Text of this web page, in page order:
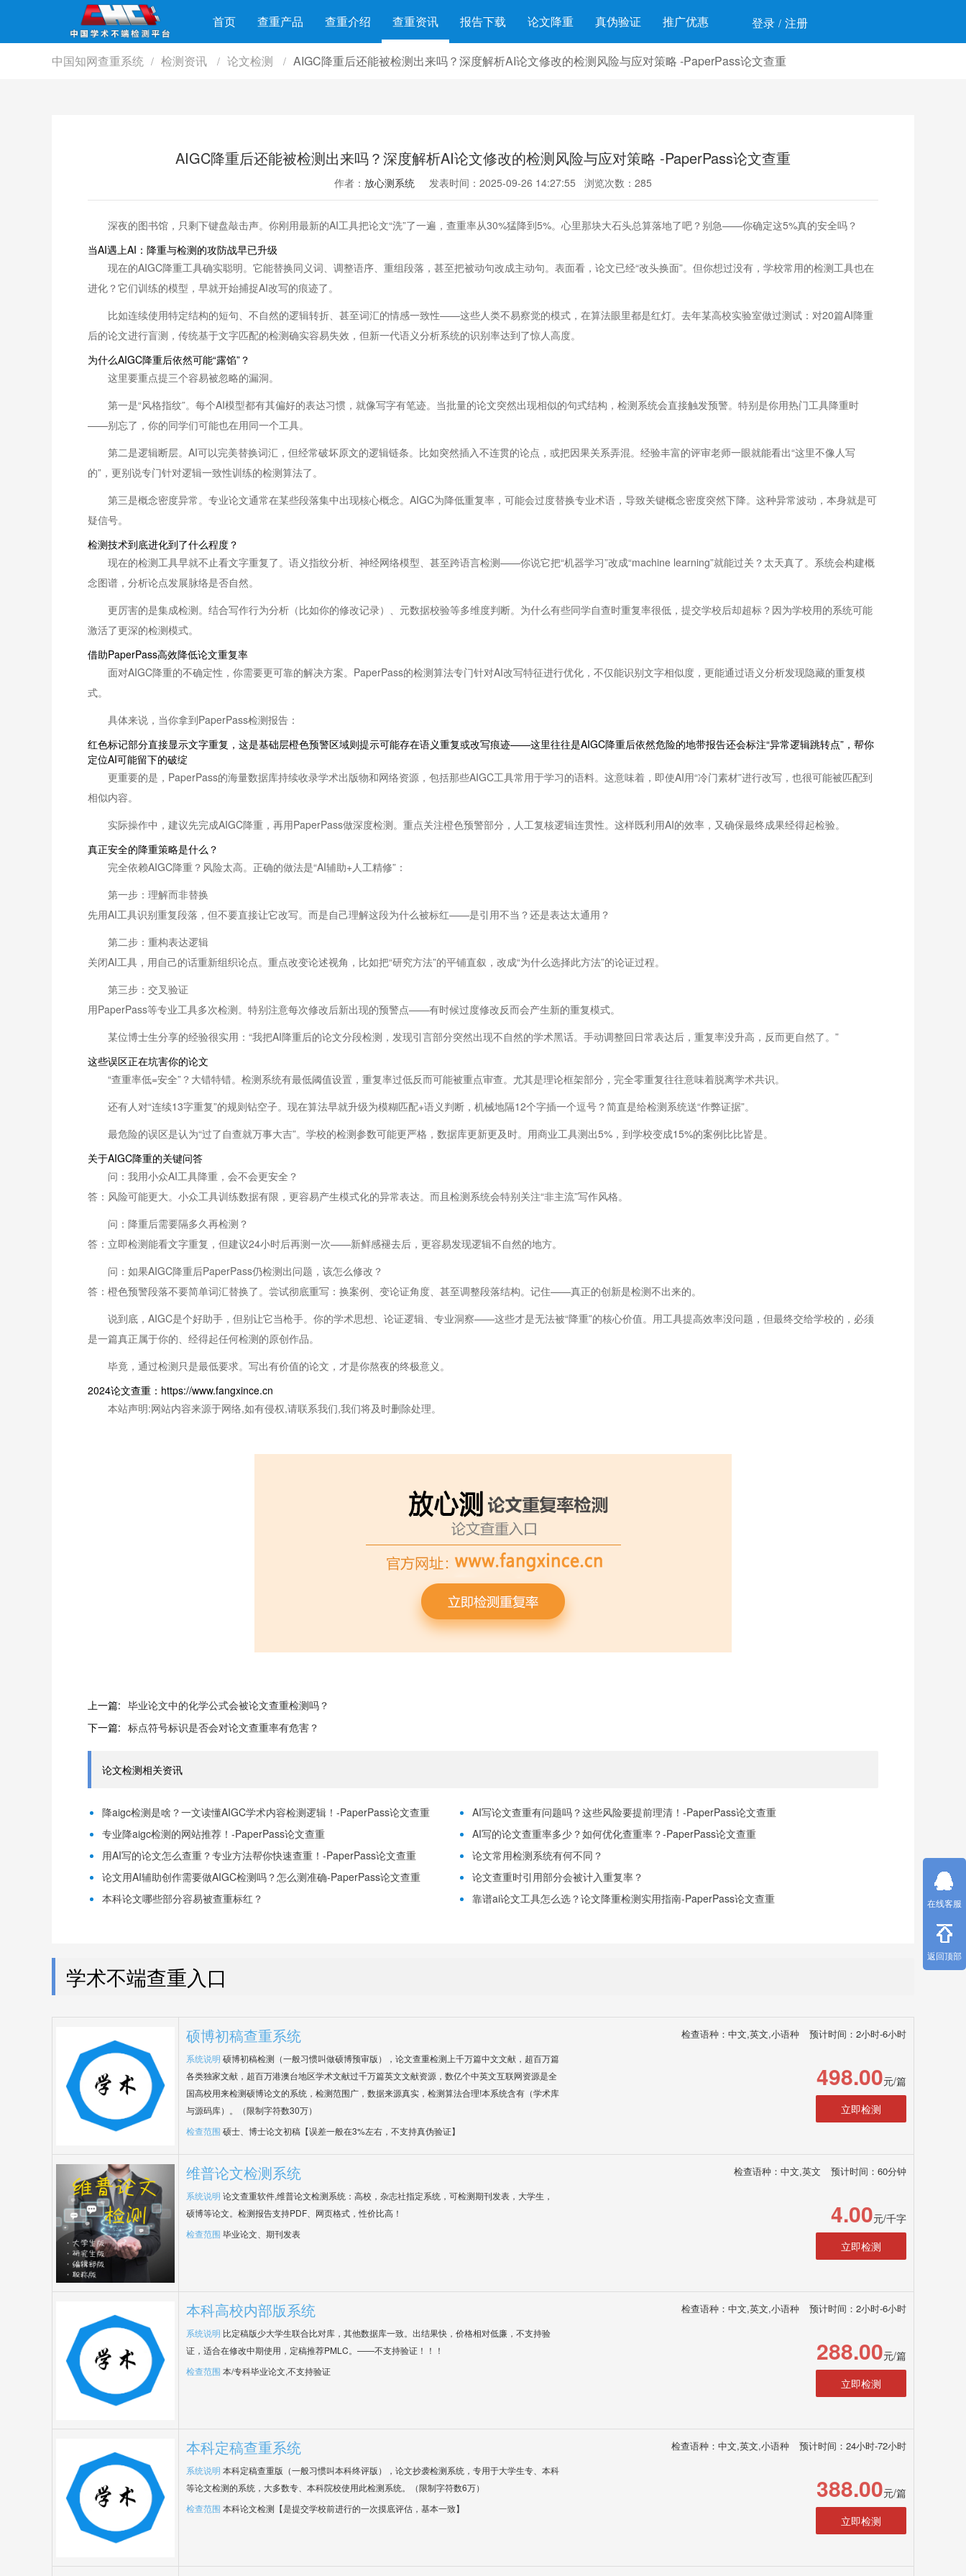
首页 查重产品 查重介绍 查重资讯 报告下载 论文降重 真伪验证 推广优惠 登录 / 注册
中国知网查重系统 / 检测资讯 / 论文检测 / AIGC降重后还能被检测出来吗？深度解析AI论文修改的检测风险与应对策略 -PaperPass论文查重
AIGC降重后还能被检测出来吗？深度解析AI论文修改的检测风险与应对策略 -PaperPass论文查重
作者： 放心测系统 发表时间：2025-09-26 14:27:55 浏览次数：285
深夜的图书馆，只剩下键盘敲击声。你刚用最新的AI工具把论文“洗”了一遍，查重率从30%猛降到5%。心里那块大石头总算落地了吧？别急——你确定这5%真的安全吗？
当AI遇上AI：降重与检测的攻防战早已升级
现在的AIGC降重工具确实聪明。它能替换同义词、调整语序、重组段落，甚至把被动句改成主动句。表面看，论文已经“改头换面”。但你想过没有，学校常用的检测工具也在
进化？它们训练的模型，早就开始捕捉AI改写的痕迹了。
比如连续使用特定结构的短句、不自然的逻辑转折、甚至词汇的情感一致性——这些人类不易察觉的模式，在算法眼里都是红灯。去年某高校实验室做过测试：对20篇AI降重
后的论文进行盲测，传统基于文字匹配的检测确实容易失效，但新一代语义分析系统的识别率达到了惊人高度。
为什么AIGC降重后依然可能“露馅”？
这里要重点提三个容易被忽略的漏洞。
第一是“风格指纹”。每个AI模型都有其偏好的表达习惯，就像写字有笔迹。当批量的论文突然出现相似的句式结构，检测系统会直接触发预警。特别是你用热门工具降重时
——别忘了，你的同学们可能也在用同一个工具。
第二是逻辑断层。AI可以完美替换词汇，但经常破坏原文的逻辑链条。比如突然插入不连贯的论点，或把因果关系弄混。经验丰富的评审老师一眼就能看出“这里不像人写
的”，更别说专门针对逻辑一致性训练的检测算法了。
第三是概念密度异常。专业论文通常在某些段落集中出现核心概念。AIGC为降低重复率，可能会过度替换专业术语，导致关键概念密度突然下降。这种异常波动，本身就是可
疑信号。
检测技术到底进化到了什么程度？
现在的检测工具早就不止看文字重复了。语义指纹分析、神经网络模型、甚至跨语言检测——你说它把“机器学习”改成“machine learning”就能过关？太天真了。系统会构建概
念图谱，分析论点发展脉络是否自然。
更厉害的是集成检测。结合写作行为分析（比如你的修改记录）、元数据校验等多维度判断。为什么有些同学自查时重复率很低，提交学校后却超标？因为学校用的系统可能
激活了更深的检测模式。
借助PaperPass高效降低论文重复率
面对AIGC降重的不确定性，你需要更可靠的解决方案。PaperPass的检测算法专门针对AI改写特征进行优化，不仅能识别文字相似度，更能通过语义分析发现隐藏的重复模
式。
具体来说，当你拿到PaperPass检测报告：
红色标记部分直接显示文字重复，这是基础层橙色预警区域则提示可能存在语义重复或改写痕迹——这里往往是AIGC降重后依然危险的地带报告还会标注“异常逻辑跳转点”，帮你
定位AI可能留下的破绽
更重要的是，PaperPass的海量数据库持续收录学术出版物和网络资源，包括那些AIGC工具常用于学习的语料。这意味着，即使AI用“冷门素材”进行改写，也很可能被匹配到
相似内容。
实际操作中，建议先完成AIGC降重，再用PaperPass做深度检测。重点关注橙色预警部分，人工复核逻辑连贯性。这样既利用AI的效率，又确保最终成果经得起检验。
真正安全的降重策略是什么？
完全依赖AIGC降重？风险太高。正确的做法是“AI辅助+人工精修”：
第一步：理解而非替换
先用AI工具识别重复段落，但不要直接让它改写。而是自己理解这段为什么被标红——是引用不当？还是表达太通用？
第二步：重构表达逻辑
关闭AI工具，用自己的话重新组织论点。重点改变论述视角，比如把“研究方法”的平铺直叙，改成“为什么选择此方法”的论证过程。
第三步：交叉验证
用PaperPass等专业工具多次检测。特别注意每次修改后新出现的预警点——有时候过度修改反而会产生新的重复模式。
某位博士生分享的经验很实用：“我把AI降重后的论文分段检测，发现引言部分突然出现不自然的学术黑话。手动调整回日常表达后，重复率没升高，反而更自然了。”
这些误区正在坑害你的论文
“查重率低=安全”？大错特错。检测系统有最低阈值设置，重复率过低反而可能被重点审查。尤其是理论框架部分，完全零重复往往意味着脱离学术共识。
还有人对“连续13字重复”的规则钻空子。现在算法早就升级为模糊匹配+语义判断，机械地隔12个字插一个逗号？简直是给检测系统送“作弊证据”。
最危险的误区是认为“过了自查就万事大吉”。学校的检测参数可能更严格，数据库更新更及时。用商业工具测出5%，到学校变成15%的案例比比皆是。
关于AIGC降重的关键问答
问：我用小众AI工具降重，会不会更安全？
答：风险可能更大。小众工具训练数据有限，更容易产生模式化的异常表达。而且检测系统会特别关注“非主流”写作风格。
问：降重后需要隔多久再检测？
答：立即检测能看文字重复，但建议24小时后再测一次——新鲜感褪去后，更容易发现逻辑不自然的地方。
问：如果AIGC降重后PaperPass仍检测出问题，该怎么修改？
答：橙色预警段落不要简单词汇替换了。尝试彻底重写：换案例、变论证角度、甚至调整段落结构。记住——真正的创新是检测不出来的。
说到底，AIGC是个好助手，但别让它当枪手。你的学术思想、论证逻辑、专业洞察——这些才是无法被“降重”的核心价值。用工具提高效率没问题，但最终交给学校的，必须
是一篇真正属于你的、经得起任何检测的原创作品。
毕竟，通过检测只是最低要求。写出有价值的论文，才是你熬夜的终极意义。
2024论文查重：https://www.fangxince.cn
本站声明:网站内容来源于网络,如有侵权,请联系我们,我们将及时删除处理。
上一篇: 毕业论文中的化学公式会被论文查重检测吗？
下一篇: 标点符号标识是否会对论文查重率有危害？
论文检测相关资讯
降aigc检测是啥？一文读懂AIGC学术内容检测逻辑！-PaperPass论文查重
AI写论文查重有问题吗？这些风险要提前理清！-PaperPass论文查重
专业降aigc检测的网站推荐！-PaperPass论文查重
AI写的论文查重率多少？如何优化查重率？-PaperPass论文查重
用AI写的论文怎么查重？专业方法帮你快速查重！-PaperPass论文查重
论文常用检测系统有何不同？
论文用AI辅助创作需要做AIGC检测吗？怎么测准确-PaperPass论文查重
论文查重时引用部分会被计入重复率？
本科论文哪些部分容易被查重标红？
靠谱ai论文工具怎么选？论文降重检测实用指南-PaperPass论文查重
学术不端查重入口
硕博初稿查重系统 检查语种：中文,英文,小语种 预计时间：2小时-6小时
系统说明 硕博初稿检测（一般习惯叫做硕博预审版），论文查重检测上千万篇中文文献，超百万篇
各类独家文献，超百万港澳台地区学术文献过千万篇英文文献资源，数亿个中英文互联网资源是全
国高校用来检测硕博论文的系统，检测范围广，数据来源真实，检测算法合理!本系统含有（学术库
与源码库）。（限制字符数30万）
检查范围 硕士、博士论文初稿【误差一般在3%左右，不支持真伪验证】
498.00元/篇
立即检测
维普论文检测系统 检查语种：中文,英文 预计时间：60分钟
系统说明 论文查重软件,维普论文检测系统：高校，杂志社指定系统，可检测期刊发表，大学生，
硕博等论文。检测报告支持PDF、网页格式，性价比高！
检查范围 毕业论文、期刊发表
4.00元/千字
立即检测
本科高校内部版系统 检查语种：中文,英文,小语种 预计时间：2小时-6小时
系统说明 比定稿版少大学生联合比对库，其他数据库一致。出结果快，价格相对低廉，不支持验
证，适合在修改中期使用，定稿推荐PMLC。——不支持验证！！！
检查范围 本/专科毕业论文,不支持验证
288.00元/篇
立即检测
本科定稿查重系统 检查语种：中文,英文,小语种 预计时间：24小时-72小时
系统说明 本科定稿查重版（一般习惯叫本科终评版），论文抄袭检测系统，专用于大学生专、本科
等论文检测的系统，大多数专、本科院校使用此检测系统。（限制字符数6万）
检查范围 本科论文检测【是提交学校前进行的一次摸底评估，基本一致】
388.00元/篇
立即检测
在线客服
返回顶部